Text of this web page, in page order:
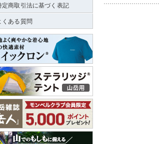
定商取引法に基づく表記
くある質問